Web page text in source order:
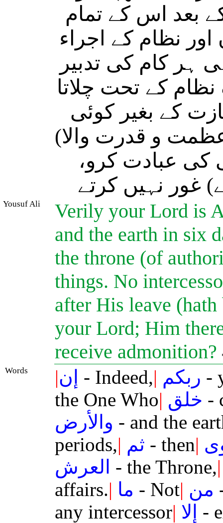
بعد اس کے تمام
اور نظام کے اجراء
کام کی تدبیر
کے تحت چلاتا
کے بغیر کوئی
و قدرت والا)
کی عبادت کرو،
غور نہیں کرتے
Yousuf Ali
Verily your Lord is
and the earth in six
the throne (of
things. No
after His leave
your Lord; Him
receive admonition?
Words |إن - Indeed,| ربكم -
the One Who| خلق -
والأرض - and the
periods,| ثم - then|
العرش - the Throne,|
affairs.| ما - Not| من
any intercessor| إلا -